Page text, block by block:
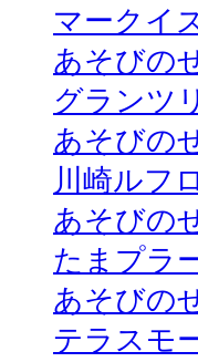
マークイ
あそびの
グランツ
あそびの
川崎ルフ
あそびの
たまプラ
あそびの
テラスモ